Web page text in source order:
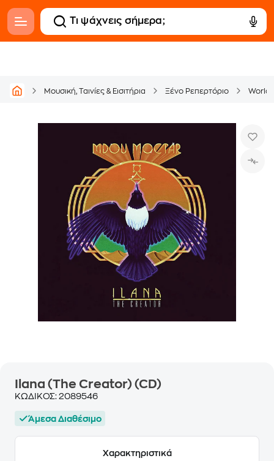
Μουσική, Ταινίες & Εισιτήρια Ξένο Ρεπερτόριο World
Ilana (The Creator) (CD)
ΚΩΔΙΚΟΣ: 2089546
Άμεσα Διαθέσιμο
Χαρακτηριστικά